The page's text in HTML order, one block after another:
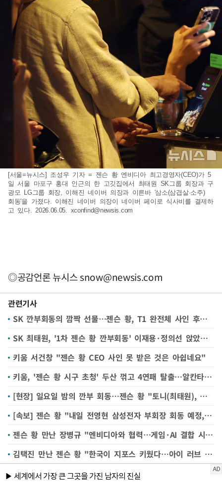
[서울=뉴시스] 조성우 기자 = 젠슨 황 엔비디아 최고경영자(CEO)가 5
일 서울 마포구 홍대 인근의 한 고깃집에서 최태원 SK그룹 회장과 구
광모 LG그룹 회장, 이해진 네이버 의장과 이른바 '삼소(삼겹살·소주)
회동'을 가졌다. 이해진 네이버 의장이 네이버 페이로 식사비를 결제하
고 있다. 2026.06.05. xconfind@newsis.com
◎공감언론 뉴시스snow@newsis.com
관련기사
SK 깐부회동의 깜짝 선물…젠슨 황, T1 완전체 사인 후드 받고 '함박웃음'
SK 최태원, '1차 젠슨 황 깐부회동' 이재용·정의선 앉았던 테이블에 사인 채웠다
키움 서건창 "젠슨 황 CEO 사인 못 받은 것은 아쉽네요"
키움, '젠슨 황 시구 초청' 두산 꺾고 4연패 탈출…알칸타라 시즌 6승
[현장] 일요일 밤의 깐부 회동…젠슨 황 "토니(최태원), 이틀 만에 또 봐도 즐거워"
[속보] 젠슨 황 "내일 전영현 삼성전자 부회장 회동 예정, 이재용 회장은 몇주전 美서 만나"
젠슨 황 만난 장병규 "엔비디아와 협력…게임·AI 결합 시작점"
김택진 만난 젠슨 황 "한국이 지포스 키웠다…아이 러브 한국"